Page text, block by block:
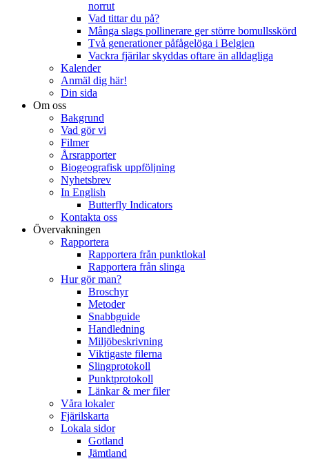
norrut
Vad tittar du på?
Många slags pollinerare ger större bomullsskörd
Två generationer påfågelöga i Belgien
Vackra fjärilar skyddas oftare än alldagliga
Kalender
Anmäl dig här!
Din sida
Om oss
Bakgrund
Vad gör vi
Filmer
Årsrapporter
Biogeografisk uppföljning
Nyhetsbrev
In English
Butterfly Indicators
Kontakta oss
Övervakningen
Rapportera
Rapportera från punktlokal
Rapportera från slinga
Hur gör man?
Broschyr
Metoder
Snabbguide
Handledning
Miljöbeskrivning
Viktigaste filerna
Slingprotokoll
Punktprotokoll
Länkar & mer filer
Våra lokaler
Fjärilskarta
Lokala sidor
Gotland
Jämtland